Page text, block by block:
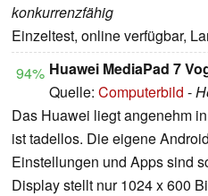
konkurrenzfähig
Einzeltest, online verfügbar,
94% Huawei MediaPad 7
Quelle: Computerbild -
Das Huawei liegt angenehm
ist tadellos. Die eigene
Einstellungen und Apps sind
Display stellt nur 1024 x 600